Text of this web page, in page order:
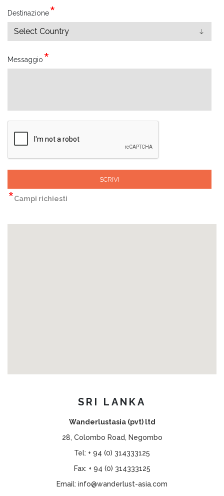
Destinazione
Messaggio
SCRIVI
*Campi richiesti
SRI LANKA
Wanderlustasia (pvt) ltd
28, Colombo Road, Negombo
Tel: + 94 (0) 314333125
Fax: + 94 (0) 314333125
Email: info@wanderlust-asia.com